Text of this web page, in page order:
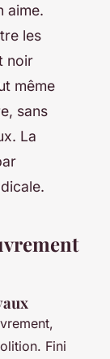
aime.
les
noir
même
sans
La
Fini